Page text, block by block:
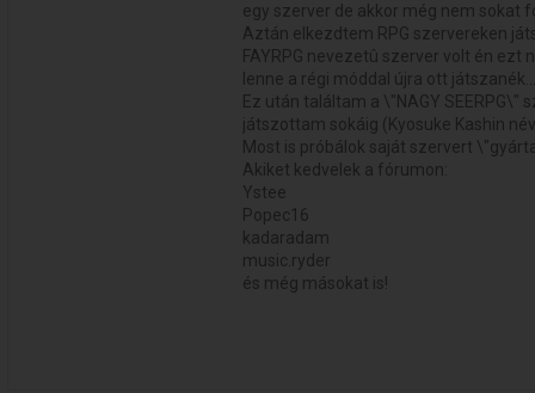
egy szerver de akkor még nem sokat
Aztán elkezdtem RPG szervereken
FAYRPG nevezetû szerver volt én
lenne a régi móddal újra ott játszanék...
Ez után találtam a \"NAGY SEERPG\"
játszottam sokáig (Kyosuke Kashin
Most is próbálok saját szervert
Akiket kedvelek a fórumon:
Ystee
Popec16
kadaradam
music.ryder
és még másokat is!